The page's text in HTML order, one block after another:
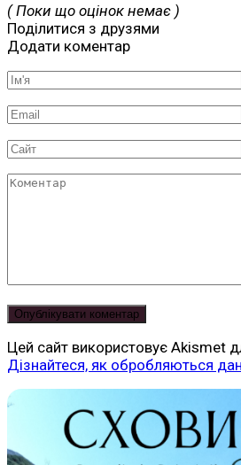
( Поки що оцінок немає )
Поділитися з друзями
Додати коментар
Ім'я
*
Email
*
Сайт
Коментар
Цей сайт використовує Akismet
Дізнайтеся, як обробляються